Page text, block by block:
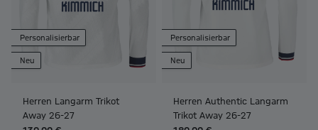
Personalisierbar
Neu
Herren Langarm Trikot
Away 26-27
Personalisierbar
Neu
Herren Authentic Langarm
Trikot Away 26-27